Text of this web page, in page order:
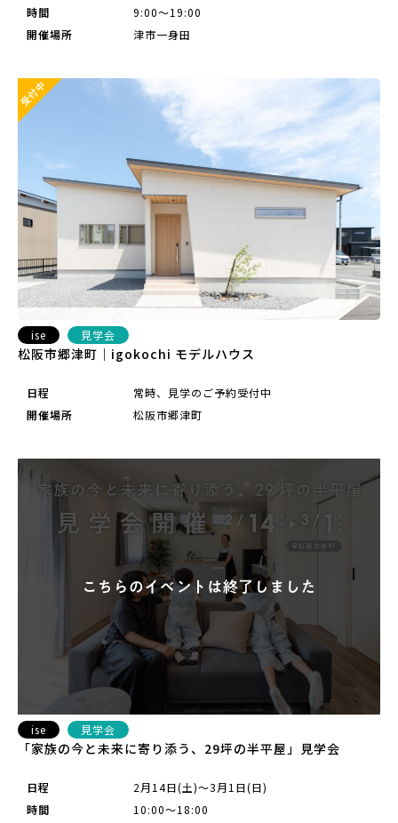
時間
9:00～19:00
開催場所
津市一身田
ise 見学会
松阪市郷津町｜igokochi モデルハウス
日程
常時、見学のご予約受付中
開催場所
松阪市郷津町
ise 見学会
「家族の今と未来に寄り添う、29坪の半平屋」見学会
日程
2月14日(土)～3月1日(日)
時間
10:00～18:00